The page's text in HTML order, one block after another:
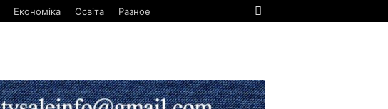
Економіка Освіта Разное